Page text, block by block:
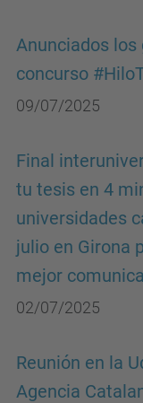
Anunciados los
concurso
09/07/2025
Final
tu tesis en 4
universidades
julio en Girona
mejor
02/07/2025
Reunión en la
Agencia